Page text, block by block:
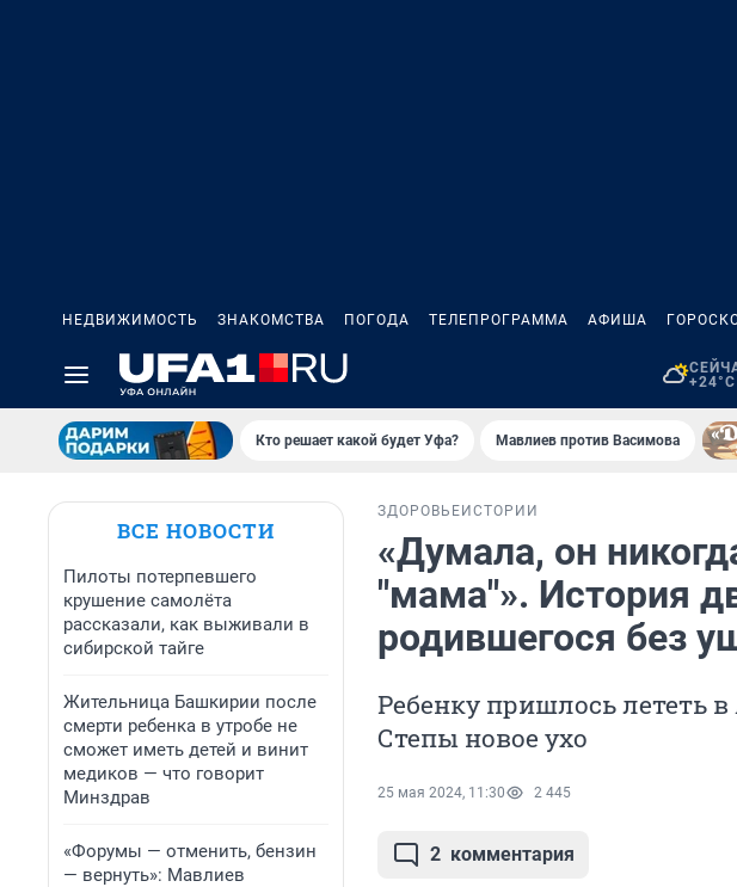
НЕДВИЖИМОСТЬ ЗНАКОМСТВА ПОГОДА ТЕЛЕПРОГРАММА АФИША
+24°C
Кто решает какой будет Уфа? Мавлиев против Васимова
ВСЕ НОВОСТИ
Пилоты потерпевшего
крушение самолёта
рассказали, как выживали в
сибирской тайге
Жительница Башкирии после
смерти ребенка в утробе не
сможет иметь детей и винит
медиков — что говорит
Минздрав
«Форумы — отменить, бензин
— вернуть»: Мавлиев
ЗДОРОВЬЕ ИСТОРИИ
«Думала, он
"мама"». История
родившегося без
Ребенку пришлось лететь
Степы новое ухо
25 мая 2024, 11:30 2 445
2 комментария